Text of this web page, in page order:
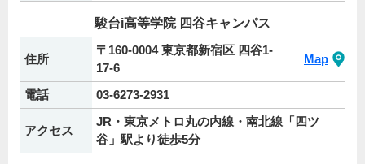
駿台i高等学院 四谷キャンパス
住所
〒160-0004 東京都新宿区 四谷1-
17-6
Map
電話 03-6273-2931
アクセス
JR・東京メトロ丸の内線・南北線「四ツ
谷」駅より徒歩5分